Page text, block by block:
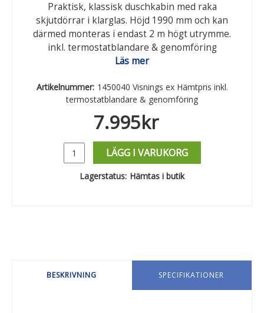
Praktisk, klassisk duschkabin med raka
skjutdörrar i klarglas. Höjd 1990 mm och kan
därmed monteras i endast 2 m högt utrymme.
inkl. termostatblandare & genomföring
Läs mer
Artikelnummer: 1450040 Visnings ex Hämtpris inkl.
termostatblandare & genomföring
7.995kr
LÄGG I VARUKORG
Lagerstatus: Hämtas i butik
BESKRIVNING SPECIFIKATIONER